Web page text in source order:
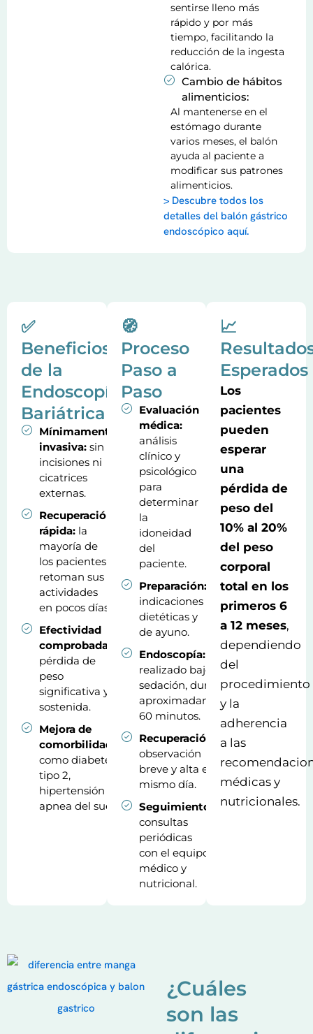
sentirse lleno más
rápido y por más
tiempo, facilitando la
reducción de la ingesta
calórica.
Cambio de hábitos
alimenticios:
Al mantenerse en el
estómago durante
varios meses, el balón
ayuda al paciente a
modificar sus patrones
alimenticios.
> Descubre todos los
detalles del balón gástrico
endoscópico aquí.
✅
Beneficios
de la
Endoscopía
Bariátrica
Mínimamente
invasiva: sin
incisiones ni
cicatrices
externas.
Recuperación
rápida: la
mayoría de
los pacientes
retoman sus
actividades
en pocos días.
Efectividad
comprobada:
pérdida de
peso
significativa y
sostenida.
Mejora de
comorbilidades:
como diabetes
tipo 2,
hipertensión y
apnea del sueño.
🧭
Proceso
Paso a
Paso
Evaluación
médica:
análisis
clínico y
psicológico
para
determinar
la
idoneidad
del
paciente.
Preparación:
indicaciones
dietéticas y
de ayuno.
Endoscopía:
realizado bajo
sedación, dura
aproximadamente
60 minutos.
Recuperación:
observación
breve y alta el
mismo día.
Seguimiento:
consultas
periódicas
con el equipo
médico y
nutricional.
📈
Esperados
Los
pacientes
pueden
esperar
una
pérdida de
peso del
10% al 20%
del peso
corporal
total en los
primeros 6
a 12 meses,
dependiendo
del
procedimiento
y la
adherencia
a las
médicas y
nutricionales.
¿Cuáles
son las